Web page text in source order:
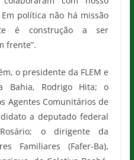
política não há missão
é construção a ser
frente”.
o presidente da FLEM e
Bahia, Rodrigo Hita; o
Agentes Comunitários de
a deputado federal
o dirigente da
Familiares (Fafer-Ba),